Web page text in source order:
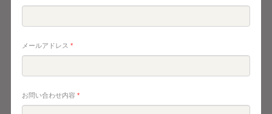
メールアドレス *
お問い合わせ内容 *